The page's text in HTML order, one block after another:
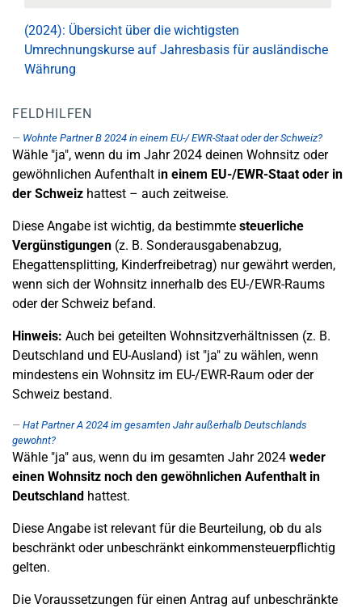
(2024): Übersicht über die wichtigsten
Umrechnungskurse auf Jahresbasis für ausländische
Währung
FELDHILFEN
Wohnte Partner B 2024 in einem EU-/ EWR-Staat oder der Schweiz?
Wähle "ja", wenn du im Jahr 2024 deinen Wohnsitz oder
gewöhnlichen Aufenthalt in einem EU-/EWR-Staat oder in
der Schweiz hattest – auch zeitweise.
Diese Angabe ist wichtig, da bestimmte steuerliche
Vergünstigungen (z. B. Sonderausgabenabzug,
Ehegattensplitting, Kinderfreibetrag) nur gewährt werden,
wenn sich der Wohnsitz innerhalb des EU-/EWR-Raums
oder der Schweiz befand.
Hinweis: Auch bei geteilten Wohnsitzverhältnissen (z. B.
Deutschland und EU-Ausland) ist "ja" zu wählen, wenn
mindestens ein Wohnsitz im EU-/EWR-Raum oder der
Schweiz bestand.
Hat Partner A 2024 im gesamten Jahr außerhalb Deutschlands
gewohnt?
Wähle "ja" aus, wenn du im gesamten Jahr 2024 weder
einen Wohnsitz noch den gewöhnlichen Aufenthalt in
Deutschland hattest.
Diese Angabe ist relevant für die Beurteilung, ob du als
beschränkt oder unbeschränkt einkommensteuerpflichtig
gelten.
Die Voraussetzungen für einen Antrag auf unbeschränkte